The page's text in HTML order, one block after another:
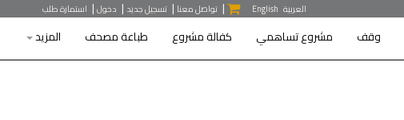
| استمارة طلب | دخول | تسجيل جديد | تواصل معنا English العربية
وقف مشروع تساهمي كفالة مشروع طباعة مصحف المزيد